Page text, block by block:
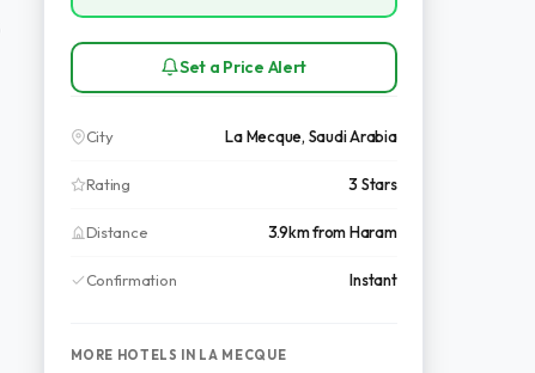
Set a Price Alert
City La Mecque, Saudi Arabia
Rating 3 Stars
Distance 3.9km from Haram
Confirmation Instant
MORE HOTELS IN LA MECQUE